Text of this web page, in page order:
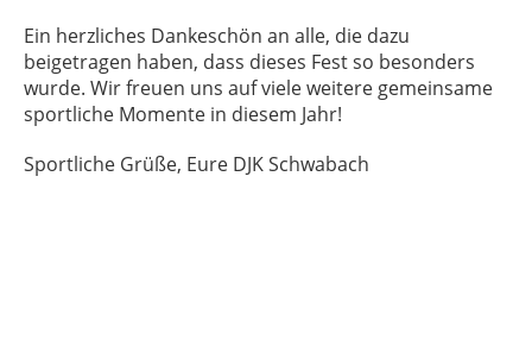
Ein herzliches Dankeschön an alle, die dazu
beigetragen haben, dass dieses Fest so besonders
wurde. Wir freuen uns auf viele weitere gemeinsame
sportliche Momente in diesem Jahr!
Sportliche Grüße, Eure DJK Schwabach